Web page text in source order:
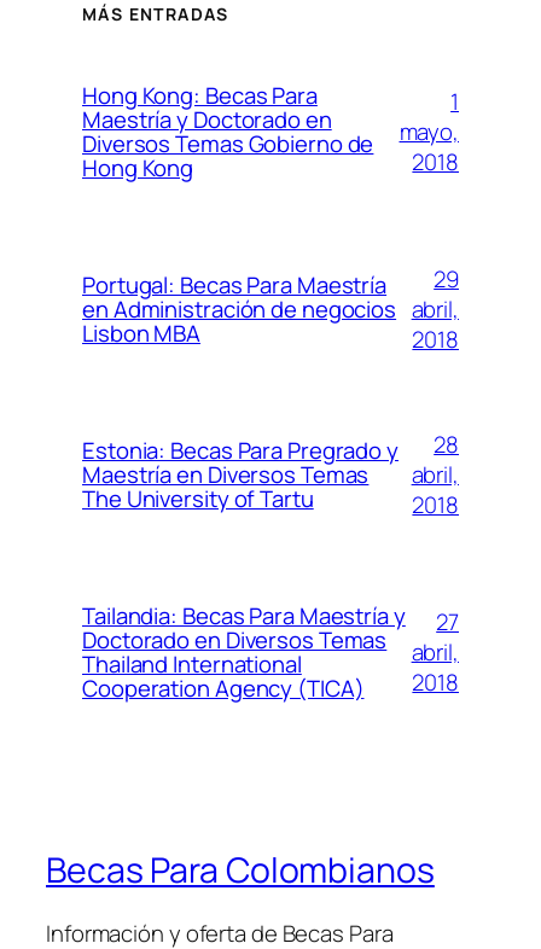
MÁS ENTRADAS
Hong Kong: Becas Para
Maestría y Doctorado en
Diversos Temas Gobierno de
Hong Kong
1
mayo,
2018
Portugal: Becas Para Maestría
en Administración de negocios
Lisbon MBA
29
abril,
2018
Estonia: Becas Para Pregrado y
Maestría en Diversos Temas
The University of Tartu
28
abril,
2018
Tailandia: Becas Para Maestría y
Doctorado en Diversos Temas
Thailand International
Cooperation Agency (TICA)
27
abril,
2018
Becas Para Colombianos
Información y oferta de Becas Para